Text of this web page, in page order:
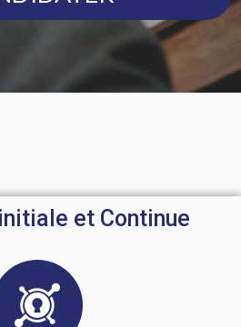
et Continue